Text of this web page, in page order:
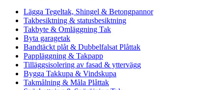
Lägga Tegeltak, Shingel & Betongpannor
Takbesiktning & statusbesiktning
Takbyte & Omläggning Tak
Byta garagetak
Bandtäckt plåt & Dubbelfalsat Plåttak
Pappläggning & Takpapp
Tilläggsisolering av fasad & yttervägg
Bygga Takkupa & Vindskupa
Takmålning & Måla Plåttak